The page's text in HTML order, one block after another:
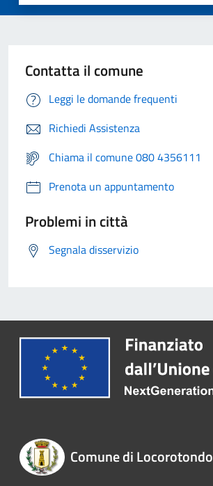
Contatta il comune
Leggi le domande frequenti
Richiedi Assistenza
Chiama il comune 080 4356111
Prenota un appuntamento
Problemi in città
Segnala disservizio
Comune di Locorotondo